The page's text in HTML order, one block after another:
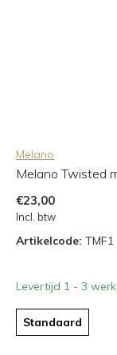
Melano
Melano Twisted
€23,00
Incl. btw
Artikelcode: TMF1
Levertijd 1 - 3
Standaard